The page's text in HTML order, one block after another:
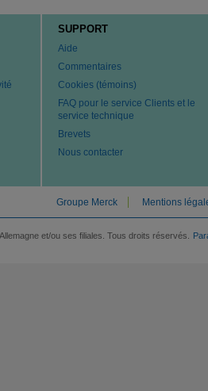
SUPPORT
Aide
Commentaires
Cookies (témoins)
FAQ pour le service Clients et le
service technique
Brevets
Nous contacter
Groupe Merck Mentions
et/ou ses filiales. Tous droits réservés.